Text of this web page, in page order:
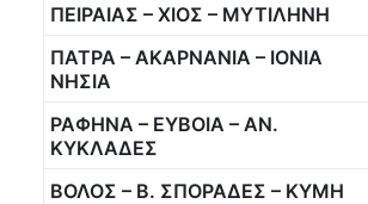
ΠΕΙΡΑΙΑΣ – ΧΙΟΣ – ΜΥΤΙΛΗΝΗ
ΠΑΤΡΑ – ΑΚΑΡΝΑΝΙΑ – ΙΟΝΙΑ
ΝΗΣΙΑ
ΡΑΦΗΝΑ – ΕΥΒΟΙΑ – ΑΝ.
ΚΥΚΛΑΔΕΣ
ΒΟΛΟΣ – Β. ΣΠΟΡΑΔΕΣ – ΚΥΜΗ